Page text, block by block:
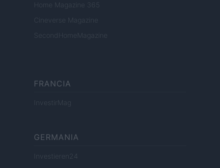
Home Magazine 365
Cineverse Magazine
SecondHomeMagazine
FRANCIA
InvestirMag
GERMANIA
Investieren24